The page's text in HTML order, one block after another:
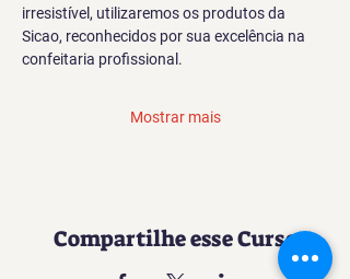
irresistível, utilizaremos os produtos da
Sicao, reconhecidos por sua excelência na
confeitaria profissional.
Mostrar mais
Compartilhe esse Curso